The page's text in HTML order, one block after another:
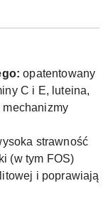
opatentowany
C i E, luteina,
mechanizmy
strawność
(w tym FOS)
i poprawiają